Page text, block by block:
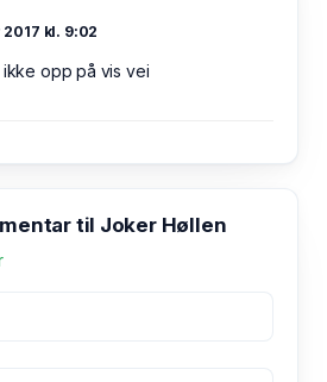
kl. 9:02
ikke opp på vis vei
til Joker Høllen